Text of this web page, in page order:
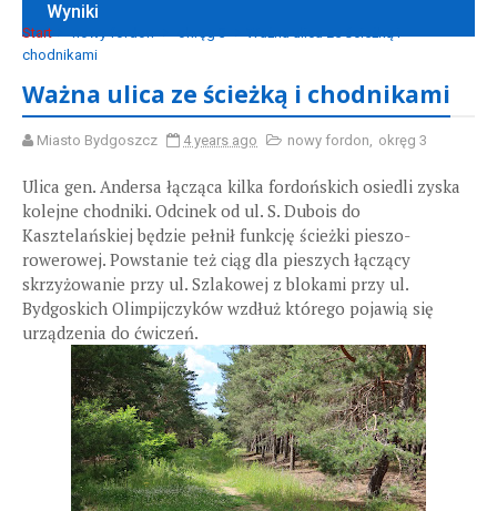
Wyniki
Start nowy fordon okręg 3
Ważna ulica ze ścieżką i
chodnikami
Ważna ulica ze ścieżką i chodnikami
Miasto Bydgoszcz 4 years ago nowy fordon, okręg 3
Ulica gen. Andersa łącząca kilka fordońskich osiedli zyska
kolejne chodniki. Odcinek od ul. S. Dubois do
Kasztelańskiej będzie pełnił funkcję ścieżki pieszo-
rowerowej. Powstanie też ciąg dla pieszych łączący
skrzyżowanie przy ul. Szlakowej z blokami przy ul.
Bydgoskich Olimpijczyków wzdłuż którego pojawią się
urządzenia do ćwiczeń.